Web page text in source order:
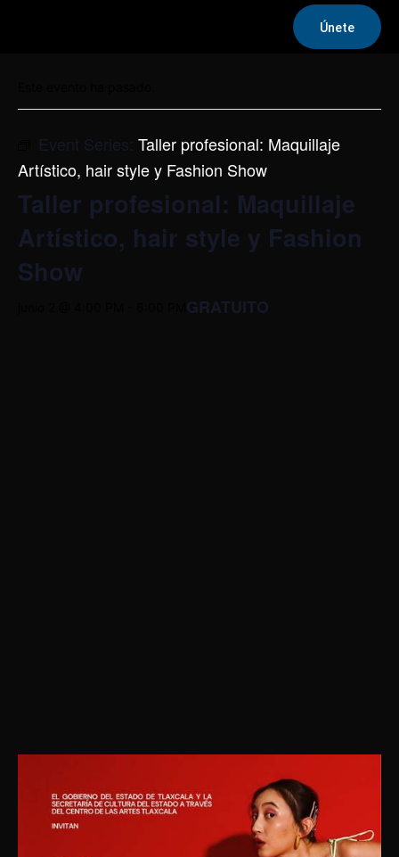
Únete
Event Series: Taller profesional: Maquillaje
Artístico, hair style y Fashion Show
Taller profesional: Maquillaje
Artístico, hair style y Fashion
Show
GRATUITO